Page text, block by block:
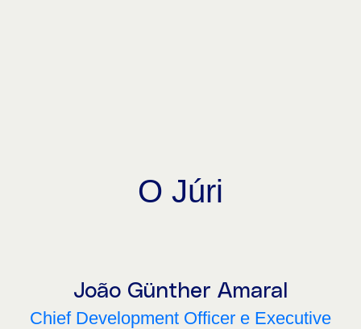
O Júri
João Günther Amaral
Chief Development Officer e Executive